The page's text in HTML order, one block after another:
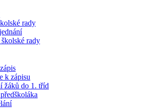
rady
rady
k zápisu
žáků do 1. tříd